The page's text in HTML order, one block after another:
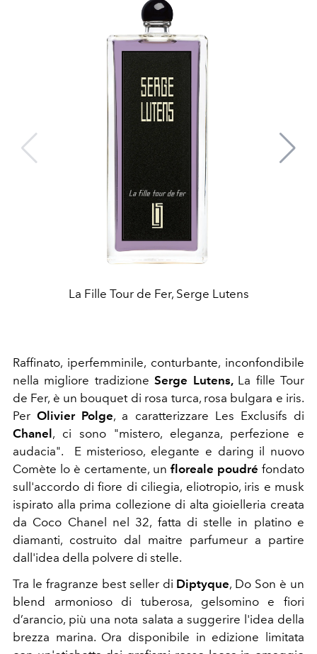
La Fille Tour de Fer, Serge Lutens
Raffinato, iperfemminile, conturbante, inconfondibile
nella migliore tradizioneSerge Lutens, La fille Tour
de Fer, è un bouquet di rosa turca, rosa bulgara e iris.
PerOlivier Polge, a caratterizzare Les Exclusifs di
Chanel , ci sono "mistero, eleganza, perfezione e
audacia". E misterioso, elegante e daring il nuovo
Comète lo è certamente, un floreale poudré fondato
sull'accordo di fiore di ciliegia, eliotropio, iris e musk
ispirato alla prima collezione di alta gioielleria creata
da Coco Chanel nel 32, fatta di stelle in platino e
diamanti, costruito dal maitre parfumeur a partire
dall'idea della polvere di stelle.
Tra le fragranze best seller di Diptyque, Do Son è un
blend armonioso di tuberosa, gelsomino e fiori
d’arancio, più una nota salata a suggerire l'idea della
brezza marina. Ora disponibile in edizione limitata